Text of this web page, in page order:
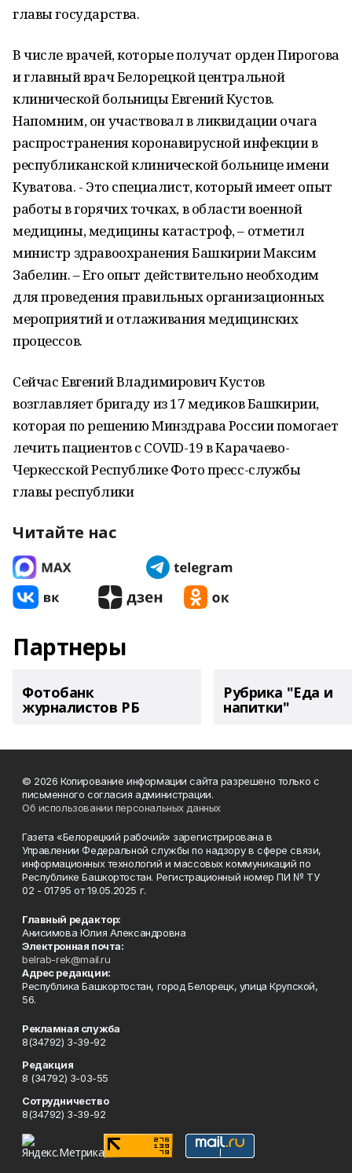
главы государства.
В числе врачей, которые получат орден Пирогова
и главный врач Белорецкой центральной
клинической больницы Евгений Кустов.
Напомним, он участвовал в ликвидации очага
распространения коронавирусной инфекции в
республиканской клинической больнице имени
Куватова. - Это специалист, который имеет опыт
работы в горячих точках, в области военной
медицины, медицины катастроф, – отметил
министр здравоохранения Башкирии Максим
Забелин. – Его опыт действительно необходим
для проведения правильных организационных
мероприятий и отлаживания медицинских
процессов.
Сейчас Евгений Владимирович Кустов
возглавляет бригаду из 17 медиков Башкирии,
которая по решению Минздрава России помогает
лечить пациентов с COVID-19 в Карачаево-
Черкесской Республике Фото пресс-службы
главы республики
Читайте нас
Партнеры
Фотобанк
журналистов РБ
Рубрика "Еда и
напитки"
© 2026 Копирование информации сайта разрешено только с
письменного согласия администрации.
Об использовании персональных данных
Газета «Белорецкий рабочий» зарегистрирована в
Управлении Федеральной службы по надзору в сфере связи,
информационных технологий и массовых коммуникаций по
Республике Башкортостан. Регистрационный номер ПИ № ТУ
02 - 01795 от 19.05.2025 г.
Главный редактор:
Анисимова Юлия Александровна
Электронная почта:
belrab-rek@mail.ru
Адрес редакции:
Республика Башкортостан, город Белорецк, улица Крупской,
56.
Рекламная служба
8(34792) 3-39-92
Редакция
8 (34792) 3-03-55
Сотрудничество
8(34792) 3-39-92